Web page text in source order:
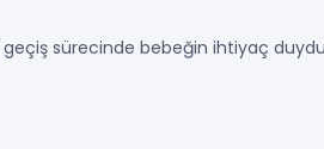
sürecinde bebeğin ihtiyaç